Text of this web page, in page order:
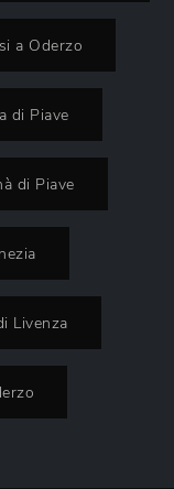
a Oderzo
di Piave
di Piave
Livenza